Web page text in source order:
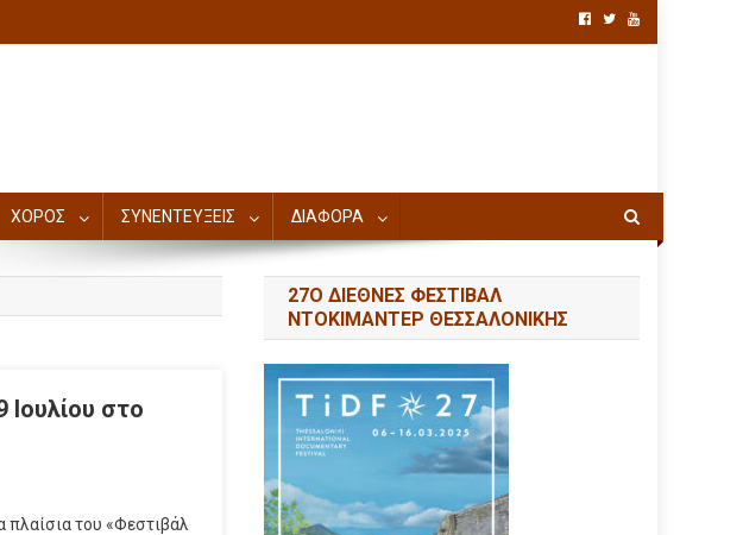
ΧΟΡΟΣ ΣΥΝΕΝΤΕΥΞΕΙΣ ΔΙΑΦΟΡΑ
στο
του «Φεστιβάλ
27Ο ΔΙΕΘΝΕΣ ΦΕΣΤΙΒΑΛ
ΝΤΟΚΙΜΑΝΤΕΡ ΘΕΣΣΑΛΟΝΙΚΗΣ